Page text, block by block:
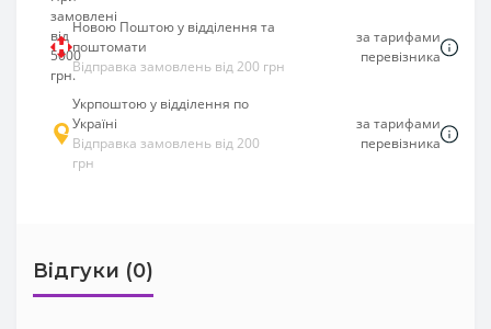
Новою Поштою у відділення та
поштомати
Відправка замовлень від 200 грн
за тарифами
перевізника
Укрпоштою у відділення по
Україні
Відправка замовлень від 200
грн
за тарифами
перевізника
Відгуки (0)